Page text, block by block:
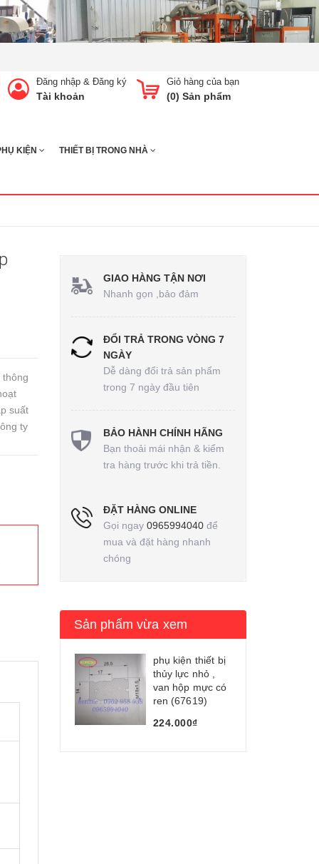
Giỏ hàng của bạn
(0) Sản phẩm
Đăng nhập & Đăng ký
Tài khoản
KIỆN THIẾT BỊ TRONG NHÀ
suất
ty
GIAO HÀNG TẬN NƠI
Nhanh gọn ,bảo đảm
ĐỔI TRẢ TRONG VÒNG 7
NGÀY
Dễ dàng đổi trả sản phẩm
trong 7 ngày đầu tiên
BẢO HÀNH CHÍNH HÃNG
Bạn thoải mái nhận & kiểm
tra hàng trước khi trả tiền.
ĐẶT HÀNG ONLINE
Gọi ngay 0965994040để
mua và đặt hàng nhanh
chóng
Sản phẩm vừa xem
phụ kiện thiết bị
thủy lực nhỏ ,
van hộp mực có
ren (67619)
224.000₫